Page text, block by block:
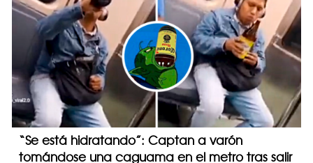
“Se está hidratando”: Captan a varón
tomándose una caguama en el metro tras salir